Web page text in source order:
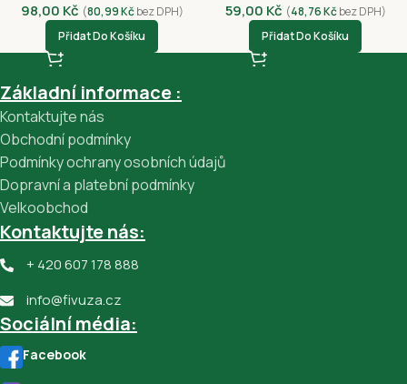
98,00 Kč (80,99Kčbez DPH)
Přidat Do Košíku
59,00 Kč (48,76Kčbez DPH)
Přidat Do Košíku
Základní informace :
Kontaktujte nás
Obchodní podmínky
Podmínky ochrany osobních údajů
Dopravní a platební podmínky
Velkoobchod
Kontaktujte nás:
+ 420 607 178 888
info@fivuza.cz
Sociální média:
Facebook